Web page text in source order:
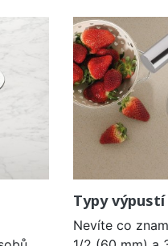
Typy
Nevíte co